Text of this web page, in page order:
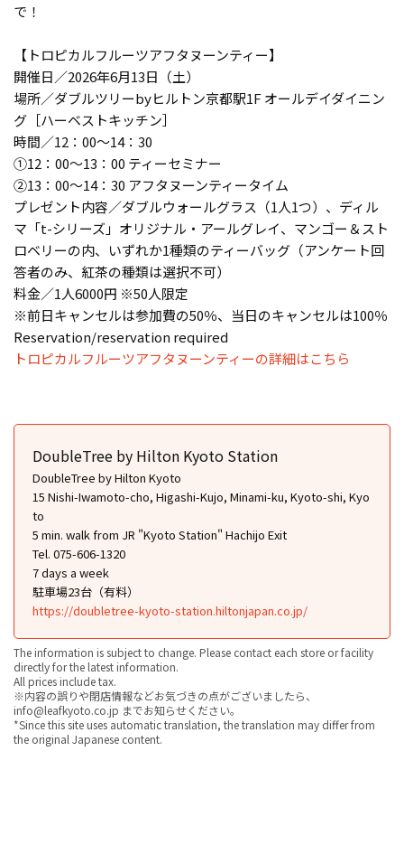
で！
【トロピカルフルーツアフタヌーンティー】
開催日／2026年6月13日（土）
場所／ダブルツリーbyヒルトン京都駅1F オールデイダイニン
グ［ハーベストキッチン］
時間／12：00〜14：30
①12：00〜13：00 ティーセミナー
②13：00〜14：30 アフタヌーンティータイム
プレゼント内容／ダブルウォールグラス（1人1つ）、ディル
マ「t-シリーズ」オリジナル・アールグレイ、マンゴー＆スト
ロベリーの内、いずれか1種類のティーバッグ（アンケート回
答者のみ、紅茶の種類は選択不可）
料金／1人6000円 ※50人限定
※前日キャンセルは参加費の50％、当日のキャンセルは100％
Reservation/reservation required
トロピカルフルーツアフタヌーンティーの詳細はこちら
DoubleTree by Hilton Kyoto Station
DoubleTree by Hilton Kyoto
15 Nishi-Iwamoto-cho, Higashi-Kujo, Minami-ku, Kyoto-shi, Kyo
to
5 min. walk from JR "Kyoto Station" Hachijo Exit
Tel. 075-606-1320
7 days a week
駐車場23台（有料）
https://doubletree-kyoto-station.hiltonjapan.co.jp/
The information is subject to change. Please contact each store or facility
directly for the latest information.
All prices include tax.
※内容の誤りや閉店情報などお気づきの点がございましたら、
info@leafkyoto.co.jp までお知らせください。
*Since this site uses automatic translation, the translation may differ from
the original Japanese content.